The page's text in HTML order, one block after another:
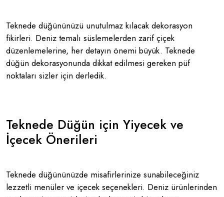
Teknede düğününüzü unutulmaz kılacak dekorasyon
fikirleri. Deniz temalı süslemelerden zarif çiçek
düzenlemelerine, her detayın önemi büyük. Teknede
düğün dekorasyonunda dikkat edilmesi gereken püf
noktaları sizler için derledik.
Teknede Düğün için Yiyecek ve
İçecek Önerileri
Teknede düğününüzde misafirlerinize sunabileceğiniz
lezzetli menüler ve içecek seçenekleri. Deniz ürünlerinden